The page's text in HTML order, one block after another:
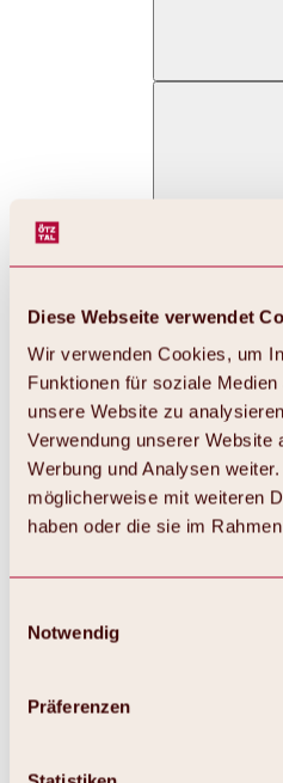
Diese Webseite verwendet
Wir verwenden Cookies, um
Funktionen für soziale
unsere Website zu
Verwendung unserer Website
Werbung und Analysen
möglicherweise mit weiteren
haben oder die sie im
Notwendig
Präferenzen